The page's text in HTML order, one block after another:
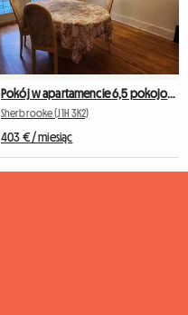
Pokój w apartamencie 6,5 pokojowym, tylko dla 2 osób
Sherbrooke (J1H 3K2)
403 € / miesiąc